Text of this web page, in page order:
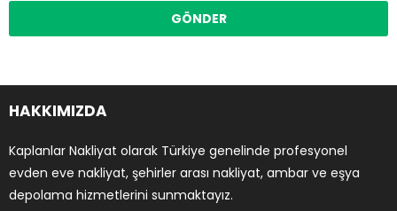
HAKKIMIZDA
Kaplanlar Nakliyat olarak Türkiye genelinde profesyonel
evden eve nakliyat, şehirler arası nakliyat, ambar ve eşya
depolama hizmetlerini sunmaktayız.